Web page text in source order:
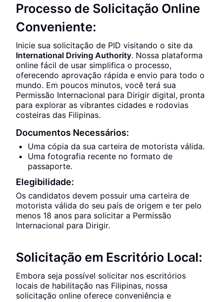
Processo de Solicitação Online
Conveniente:
Inicie sua solicitação de PID visitando o site da
International Driving Authority. Nossa plataforma
online fácil de usar simplifica o processo,
oferecendo aprovação rápida e envio para todo o
mundo. Em poucos minutos, você terá sua
Permissão Internacional para Dirigir digital, pronta
para explorar as vibrantes cidades e rodovias
costeiras das Filipinas.
Documentos Necessários:
Uma cópia da sua carteira de motorista válida.
Uma fotografia recente no formato de
passaporte.
Elegibilidade:
Os candidatos devem possuir uma carteira de
motorista válida do seu país de origem e ter pelo
menos 18 anos para solicitar a Permissão
Internacional para Dirigir.
Solicitação em Escritório Local:
Embora seja possível solicitar nos escritórios
locais de habilitação nas Filipinas, nossa
solicitação online oferece conveniência e